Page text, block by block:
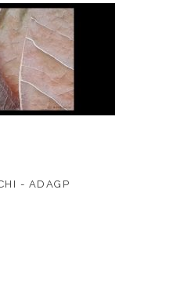
- ADAGP